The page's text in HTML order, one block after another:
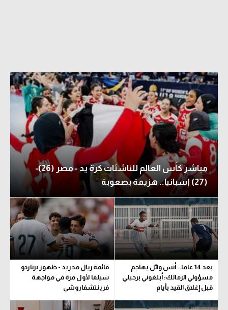
مباشر كأس العالم للناشئات كرة يد - مصر (26)-
(27) إسبانيا.. هزيمة بصعوبة
بعد 14 عاما.. أنس وائل يهاجم
مسؤولي الزمالك: أبلغوني برحيلي
قبل إغلاق القيد بأيام
قائمة ريال مدريد - ظهور برناردو
سيلفا لأول مرة في مواجهة
فرينتشفاروشي